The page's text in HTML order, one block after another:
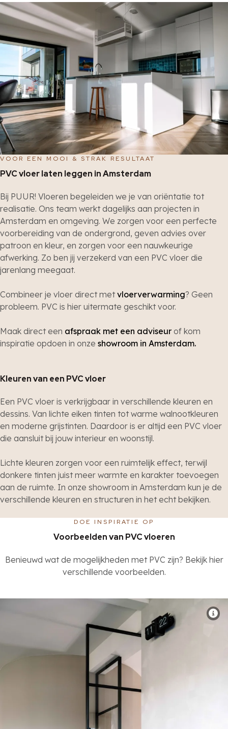
VOOR EEN MOOI & STRAK RESULTAAT
PVC vloer laten leggen in Amsterdam
Bij PUUR! Vloeren begeleiden we je van oriëntatie tot
realisatie. Ons team werkt dagelijks aan projecten in
Amsterdam en omgeving. We zorgen voor een perfecte
voorbereiding van de ondergrond, geven advies over
patroon en kleur, en zorgen voor een nauwkeurige
afwerking. Zo ben jij verzekerd van een PVC vloer die
jarenlang meegaat.
Combineer je vloer direct met vloerverwarming? Geen
probleem. PVC is hier uitermate geschikt voor.
Maak direct een afspraak met een adviseur of kom
inspiratie opdoen in onze showroom in Amsterdam.
Kleuren van een PVC vloer
Een PVC vloer is verkrijgbaar in verschillende kleuren en
dessins. Van lichte eiken tinten tot warme walnootkleuren
en moderne grijstinten. Daardoor is er altijd een PVC vloer
die aansluit bij jouw interieur en woonstijl.
Lichte kleuren zorgen voor een ruimtelijk effect, terwijl
donkere tinten juist meer warmte en karakter toevoegen
aan de ruimte. In onze showroom in Amsterdam kun je de
verschillende kleuren en structuren in het echt bekijken.
DOE INSPIRATIE OP
Voorbeelden van PVC vloeren
Benieuwd wat de mogelijkheden met PVC zijn? Bekijk hier
verschillende voorbeelden.